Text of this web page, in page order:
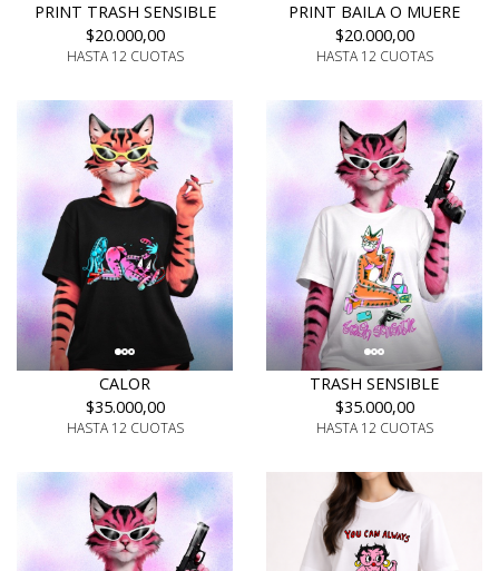
PRINT TRASH SENSIBLE
$20.000,00
HASTA 12 CUOTAS
PRINT BAILA O MUERE
$20.000,00
HASTA 12 CUOTAS
CALOR
$35.000,00
HASTA 12 CUOTAS
TRASH SENSIBLE
$35.000,00
HASTA 12 CUOTAS